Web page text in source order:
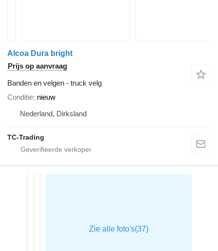
Alcoa Dura bright
Prijs op aanvraag
Banden en velgen - truck velg
Conditie nieuw
Nederland, Dirksland
TC-Trading